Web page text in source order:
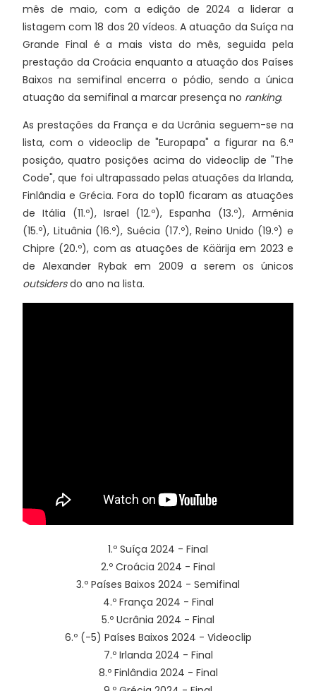
mês de maio, com a edição de 2024 a liderar a
listagem com 18 dos 20 vídeos. A atuação da Suíça na
Grande Final é a mais vista do mês, seguida pela
prestação da Croácia enquanto a atuação dos Países
Baixos na semifinal encerra o pódio, sendo a única
atuação da semifinal a marcar presença no ranking.
As prestações da França e da Ucrânia seguem-se na
lista, com o videoclip de "Europapa" a figurar na 6.ª
posição, quatro posições acima do videoclip de "The
Code", que foi ultrapassado pelas atuações da Irlanda,
Finlândia e Grécia. Fora do top10 ficaram as atuações
de Itália (11.º), Israel (12.º), Espanha (13.º), Arménia
(15.º), Lituânia (16.º), Suécia (17.º), Reino Unido (19.º) e
Chipre (20.º), com as atuações de Käärija em 2023 e
de Alexander Rybak em 2009 a serem os únicos
outsidersdo ano na lista.
1.º Suíça 2024 - Final
2.º Croácia 2024 - Final
3.º Países Baixos 2024 - Semifinal
4.º França 2024 - Final
5.º Ucrânia 2024 - Final
6.º (-5) Países Baixos 2024 - Videoclip
7.º Irlanda 2024 - Final
8.º Finlândia 2024 - Final